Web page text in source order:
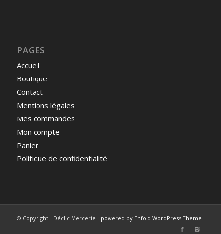
PAGES
Accueil
Boutique
Contact
Mentions légales
Mes commandes
Mon compte
Panier
Politique de confidentialité
© Copyright - Déclic Mercerie - powered by Enfold WordPress Theme